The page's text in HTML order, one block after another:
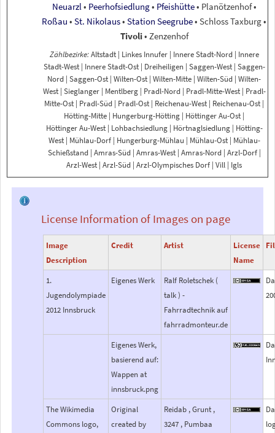
Neuarzl• Peerhofsiedlung• Pfeishütte• Planötzenhof•
Roßau • St. Nikolaus• Station Seegrube• Schloss Taxburg•
Tivoli• Zenzenhof
Zählbezirke:Altstadt Linkes Innufer Innere Stadt-Nord
Innere
Stadt-West
Innere Stadt-Ost Dreiheiligen Saggen-West
Saggen-
Nord Saggen-Ost Wilten-Ost Wilten-Mitte Wilten-Süd Wilten-
West
Sieglanger Mentlberg Pradl-Nord Pradl-Mitte-West
Pradl-
Mitte-Ost
Pradl-Süd Pradl-Ost Reichenau-West Reichenau-Ost
Hötting-Mitte
Hungerburg-Hötting Höttinger Au-Ost
Höttinger Au-West Lohbachsiedlung Hörtnaglsiedlung
Hötting-
West
Mühlau-Dorf Hungerburg-Mühlau Mühlau-Ost
Mühlau-
Schießstand
Amras-Süd Amras-West Amras-Nord Arzl-Dorf
Arzl-West Arzl-Süd Arzl-Olympisches Dorf Vill Igls
License Information of Images on page
Image
Description
Credit Artist
License
Name
1.
Jugendolympiade
2012 Innsbruck
Eigenes Werk
Ralf Roletschek (
talk ) -
Fahrradtechnik auf
fahrradmonteur.de
Eigenes Werk,
basierend auf:
Wappen at
innsbruck.png
The Wikimedia
Commons logo,
Original
created by
Reidab , Grunt ,
3247 , Pumbaa